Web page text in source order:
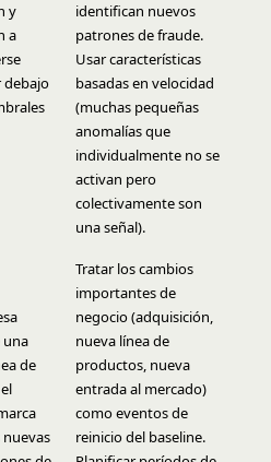
y
a
debajo
identifican nuevos
patrones de fraude.
Usar características
basadas en velocidad
(muchas pequeñas
anomalías que
individualmente no se
activan pero
colectivamente son
una señal).
una
de
Tratar los cambios
importantes de
negocio (adquisición,
nueva línea de
productos, nueva
entrada al mercado)
como eventos de
reinicio del baseline.